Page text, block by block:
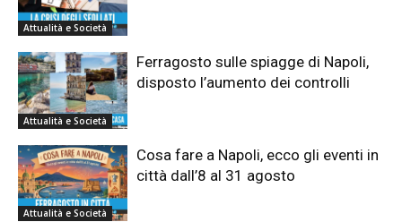
Attualità e Società
Attualità e Società
Ferragosto sulle spiagge di Napoli,
disposto l’aumento dei controlli
Attualità e Società
Cosa fare a Napoli, ecco gli eventi in
città dall’8 al 31 agosto